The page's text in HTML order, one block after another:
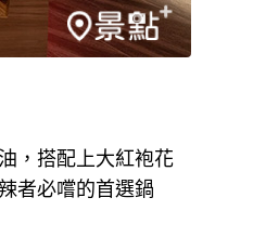
，搭配上大紅袍花
者必嚐的首選鍋